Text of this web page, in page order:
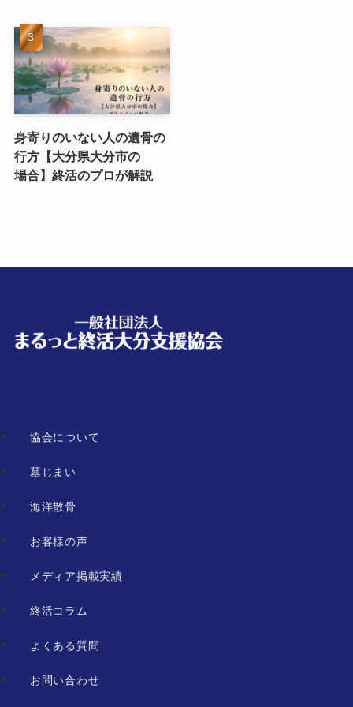
身寄りのいない​人の​遺骨の​
行方​【大分県大分市の​
場合】終活の​プロが​解説
協会について
墓じまい
海洋散骨
お客様の声
メディア掲載実績
終活コラム
よくある質問
お問い合わせ